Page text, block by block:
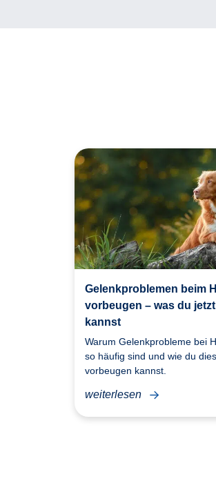
Gelenkproblemen beim
vorbeugen – was du
kannst
Warum Gelenkprobleme bei
so häufig sind und wie du
vorbeugen kannst.
weiterlesen